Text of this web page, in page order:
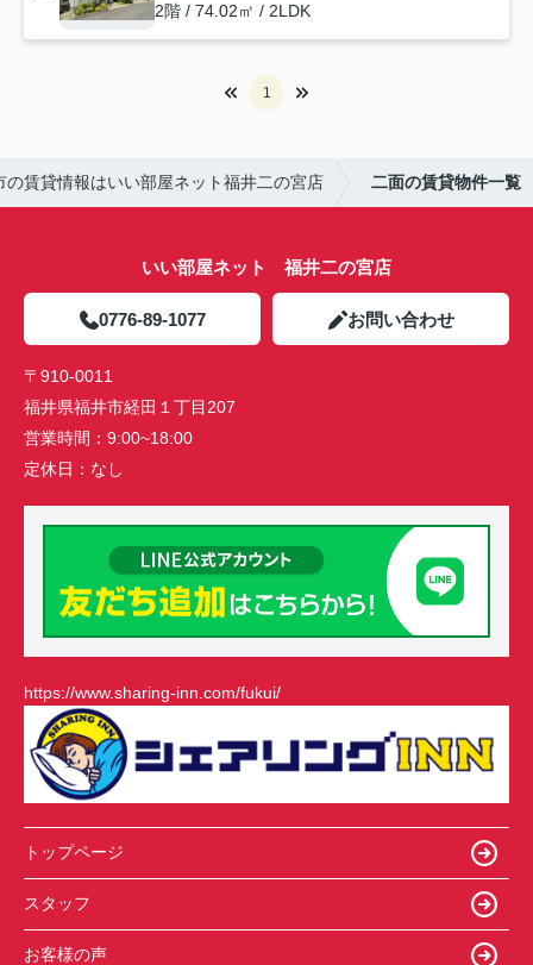
2階 / 74.02㎡ / 2LDK
1
の賃貸情報はいい部屋ネット福井二の宮店 二面の賃貸物件一覧
いい部屋ネット 福井二の宮店
0776-89-1077 お問い合わせ
〒910-0011
福井県福井市経田１丁目207
営業時間： 9:00~18:00
定休日： なし
https://www.sharing-inn.com/fukui/
トップページ
スタッフ
お客様の声